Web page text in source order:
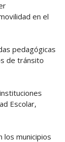
en el
pedagógicas
de tránsito
Escolar,
los municipios